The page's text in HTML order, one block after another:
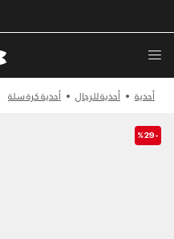
أحذية أحذية للرجال أحذية كرة سلة
-%29